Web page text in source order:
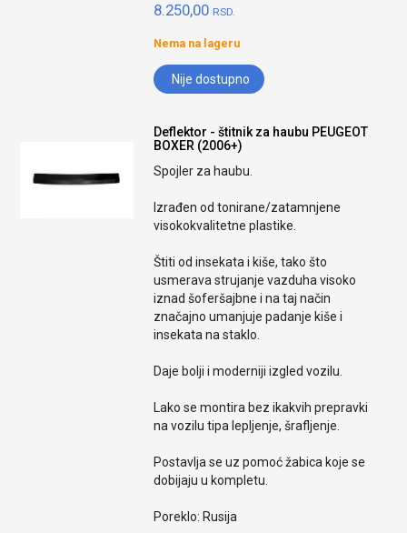
8.250,00 RSD.
Nema na lageru
Nije dostupno
Deflektor - štitnik za haubu PEUGEOT
BOXER (2006+)
Spojler za haubu.
Izrađen od tonirane/zatamnjene
visokokvalitetne plastike.
Štiti od insekata i kiše, tako što
usmerava strujanje vazduha visoko
iznad šoferšajbne i na taj način
značajno umanjuje padanje kiše i
insekata na staklo.
Daje bolji i moderniji izgled vozilu.
Lako se montira bez ikakvih prepravki
na vozilu tipa lepljenje, šrafljenje.
Postavlja se uz pomoć žabica koje se
dobijaju u kompletu.
Poreklo: Rusija